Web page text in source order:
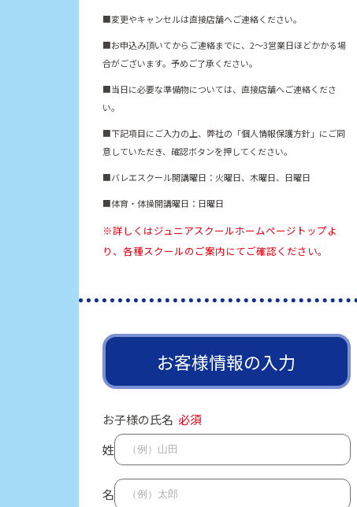
■変更やキャンセルは直接店舗へご連絡ください。
■お申込み頂いてからご連絡までに、2～3営業日ほどかかる場
合がございます。予めご了承ください。
■当日に必要な準備物については、直接店舗へご連絡くださ
い。
■下記項目にご入力の上、弊社の「個人情報保護方針」にご同
意していただき、確認ボタンを押してください。
■バレエスクール開講曜日：火曜日、木曜日、日曜日
■体育・体操開講曜日：日曜日
※詳しくはジュニアスクールホームページトップよ
り、各種スクールのご案内にてご確認ください。
お客様情報の入力
お子様の氏名 必須
姓
名